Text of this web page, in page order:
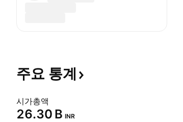
주요 통계
시가총액
‪26.30 B‬ INR